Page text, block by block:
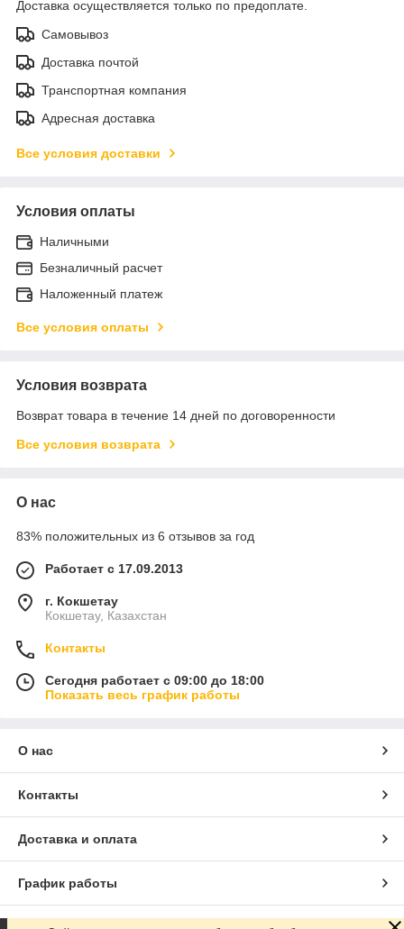
Доставка осуществляется только по предоплате.
Самовывоз
Доставка почтой
Транспортная компания
Адресная доставка
Все условия доставки
Условия оплаты
Наличными
Безналичный расчет
Наложенный платеж
Все условия оплаты
Условия возврата
Возврат товара в течение 14 дней по договоренности
Все условия возврата
О нас
83% положительных из 6 отзывов за год
Работает с 17.09.2013
г. Кокшетау
Кокшетау, Казахстан
Контакты
Сегодня работает с 09:00 до 18:00
Показать весь график работы
О нас
Контакты
Доставка и оплата
График работы